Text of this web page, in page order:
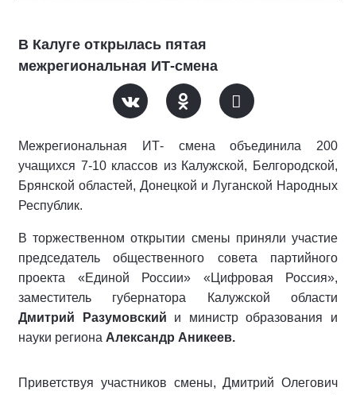
В Калуге открылась пятая
межрегиональная ИТ-смена
Межрегиональная ИТ- смена объединила 200
учащихся 7-10 классов из Калужской, Белгородской,
Брянской областей, Донецкой и Луганской Народных
Республик.
В торжественном открытии смены приняли участие
председатель общественного совета партийного
проекта «Единой России» «Цифровая Россия»,
заместитель губернатора Калужской области
Дмитрий Разумовский и министр образования и
науки региона Александр Аникеев.
Приветствуя участников смены, Дмитрий Олегович